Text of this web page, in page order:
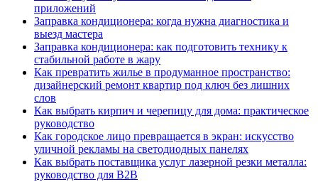
приложений
Заправка кондиционера: когда нужна диагностика и
выезд мастера
Заправка кондиционера: как подготовить технику к
стабильной работе в жару
Как превратить жилье в продуманное пространство:
дизайнерский ремонт квартир под ключ без лишних
слов
Как выбрать кирпич и черепицу для дома: практическое
руководство
Как городское лицо превращается в экран: искусство
уличной рекламы на светодиодных панелях
Как выбрать поставщика услуг лазерной резки металла:
руководство для B2B